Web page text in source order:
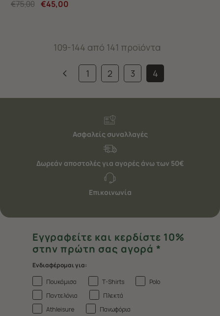
€75,00 €45,00
109-144 από 141 προϊόντα
1 2 3 4
Ασφαλείς συναλλαγές
Δωρεάν αποστολές για αγορές άνω των 50€
Επικοινωνία
Εγγραφείτε και κερδίστε 10%
στην πρώτη σας αγορά *
Ενδιαφέρομαι για:
Πουκάμισα
T-Shirts
Polo
Παντελόνια
Πλεκτά
Athleisure
Πανωφόρια